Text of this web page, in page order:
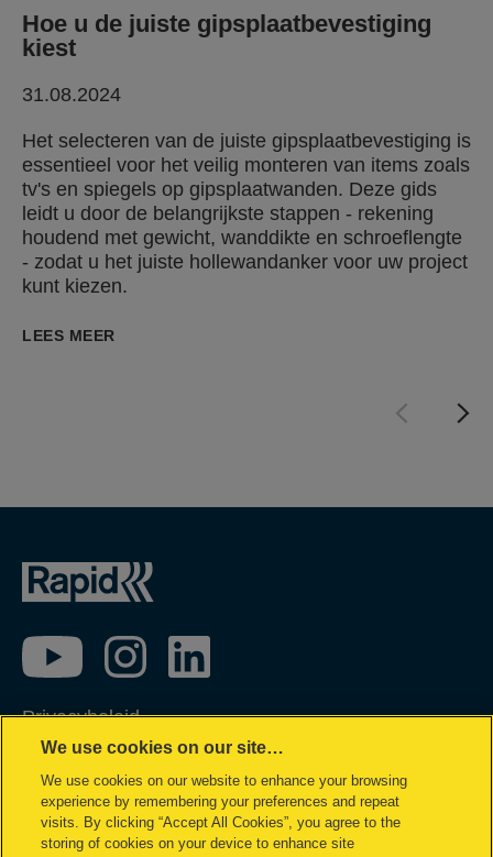
Hoe u de juiste gipsplaatbevestiging
kiest
31.08.2024
Het selecteren van de juiste gipsplaatbevestiging is
essentieel voor het veilig monteren van items zoals
tv's en spiegels op gipsplaatwanden. Deze gids
leidt u door de belangrijkste stappen - rekening
houdend met gewicht, wanddikte en schroeflengte
- zodat u het juiste hollewandanker voor uw project
kunt kiezen.
LEES MEER
Privacybeleid
Cookie policy
Inzage in mijn gegevens
Conformiteitsverklaringen
We use cookies on our site…
We use cookies on our website to enhance your browsing
experience by remembering your preferences and repeat
visits. By clicking “Accept All Cookies”, you agree to the
storing of cookies on your device to enhance site